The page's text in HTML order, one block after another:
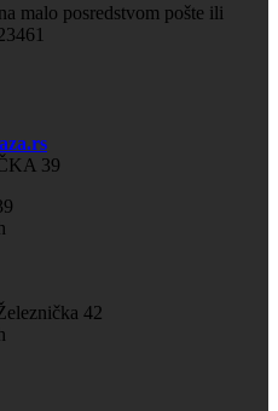
malo posredstvom pošte ili
39
42